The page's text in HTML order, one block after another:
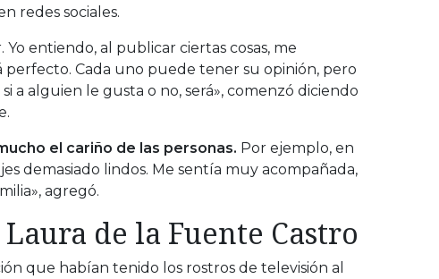
redes sociales.
Yo entiendo, al publicar ciertas cosas, me
perfecto. Cada uno puede tener su opinión, pero
si a alguien le gusta o no, será», comenzó diciendo
el cariño de las personas. Por ejemplo, en
demasiado lindos. Me sentía muy acompañada,
agregó.
de la Fuente Castro
que habían tenido los rostros de televisión al